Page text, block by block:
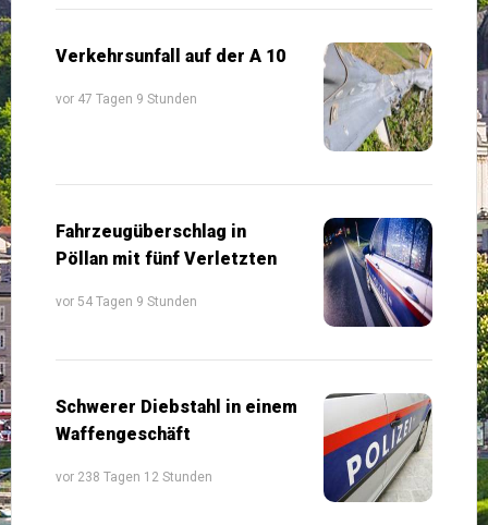
Verkehrsunfall auf der A 10
vor 47 Tagen 9 Stunden
Fahrzeugüberschlag in
Pöllan mit fünf Verletzten
vor 54 Tagen 9 Stunden
Schwerer Diebstahl in einem
Waffengeschäft
vor 238 Tagen 12 Stunden